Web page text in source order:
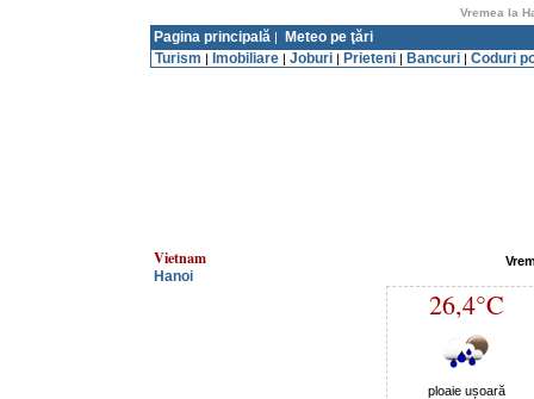
Vremea la
Pagina principală |
Meteo pe ţări
Turism | Imobiliare | Joburi | Prieteni | Bancuri | Coduri
Vietnam
Hanoi
26,4°C
ploaie ușoară